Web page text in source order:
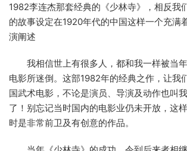
1982李连杰那套经典的《少林寺》，相反我
的故事设定在1920年代的中国这样一个充满
演阐述
我相信世上有很多人，都和我一样被当
电影所迷倒。这部1982年的经典之作，让我
国武术电影，不论是演员、导演及动作也叫
了！别忘记当时国内的电影业仍未开放，这
时是非常前卫及有创意的作品。